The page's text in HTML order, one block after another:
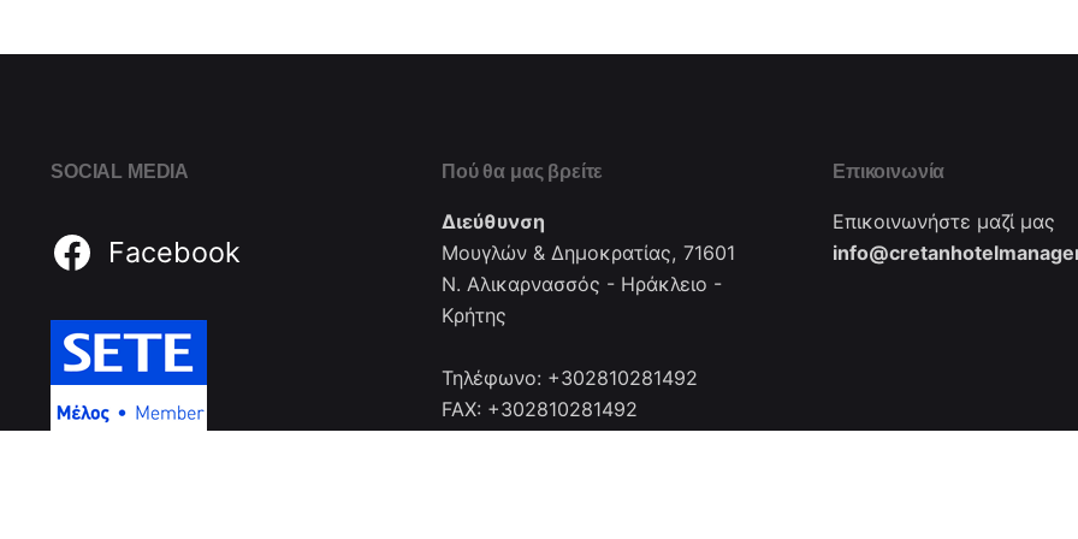
SOCIAL MEDIA
Facebook
Πού θα μας βρείτε
Διεύθυνση
Μουγλών & Δημοκρατίας, 71601
Ν. Αλικαρνασσός - Ηράκλειο -
Κρήτης
Τηλέφωνο: +302810281492
FAX: +302810281492
Επικοινωνία
Επικοινωνήστε μαζί μας